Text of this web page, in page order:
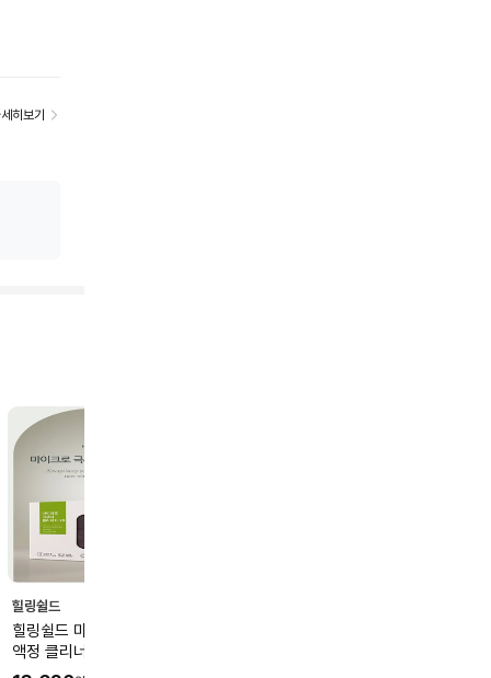
히보기
힐링쉴드
힐링쉴드 마이크로 극세사
액정 클리너 IL20